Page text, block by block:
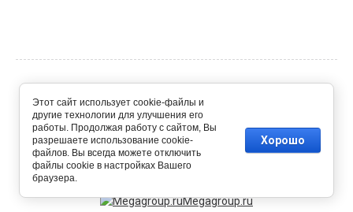
© 2023 - 2026
Megagroup.ru
Этот сайт использует cookie-файлы и
другие технологии для улучшения его
работы. Продолжая работу с сайтом, Вы
разрешаете использование cookie-
файлов. Вы всегда можете отключить
файлы cookie в настройках Вашего
браузера.
Хорошо